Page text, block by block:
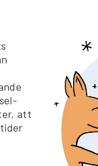
att